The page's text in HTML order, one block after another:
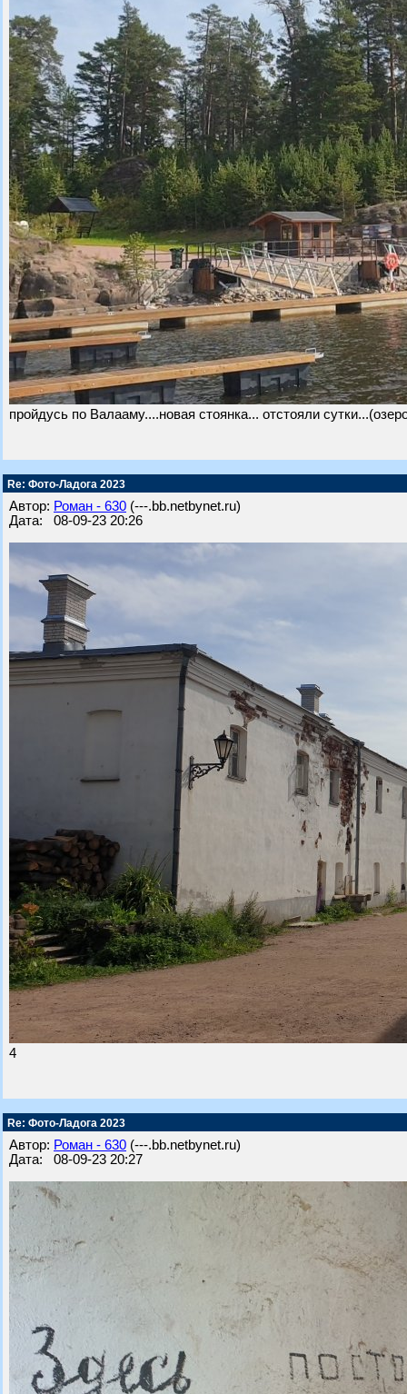
пройдусь по Валааму....новая стоянка... отстояли
Re: Фото-Ладога 2023
Автор: Роман - 630 (---.bb.netbynet.ru)
Дата: 08-09-23 20:26
4
Re: Фото-Ладога 2023
Автор: Роман - 630 (---.bb.netbynet.ru)
Дата: 08-09-23 20:27